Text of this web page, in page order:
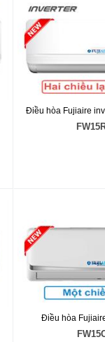
Điều hòa Fujiaire
Điều hòa